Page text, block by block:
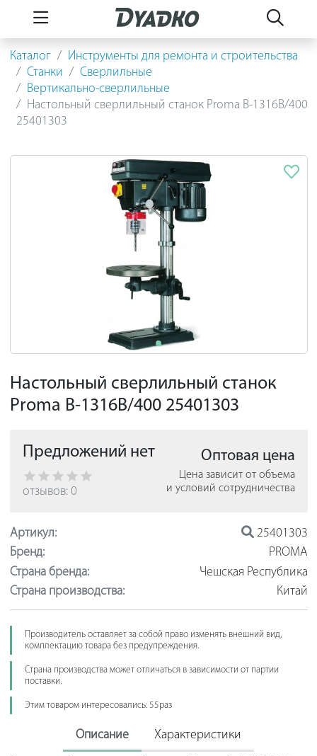
Каталог
Инструменты для ремонта и строительства
Станки
Сверлильные
Вертикально-сверлильные
Настольный сверлильный станок Proma B-1316B/400
25401303
Настольный сверлильный станок
Proma B-1316B/400 25401303
Предложений нет
отзывов: 0
Оптовая цена
Цена зависит от объема
и условий сотрудничества
Артикул:
25401303
Бренд:
PROMA
Страна бренда:
Чешская Республика
Страна производства:
Китай
Производитель оставляет за собой право изменять внешний вид,
комплектацию товара без предупреждения.
Страна производства может отличаться в зависимости от партии
поставки.
Этим товаром интересовались: 55раз
Описание Характеристики